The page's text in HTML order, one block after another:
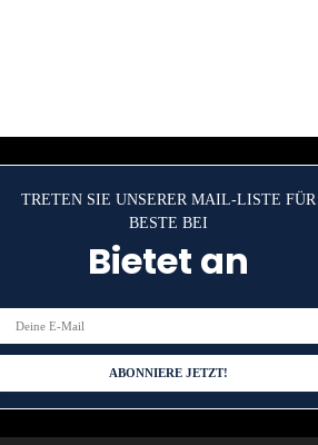
TRETEN SIE UNSERER MAIL-LISTE FÜR
BESTE BEI
Bietet an